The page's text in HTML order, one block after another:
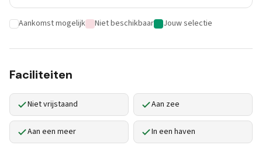
Aankomst mogelijk Niet beschikbaar Jouw selectie
Faciliteiten
Niet vrijstaand Aan zee
Aan een meer In een haven